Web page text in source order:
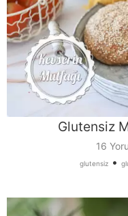
Glutensiz
16
glutensiz •